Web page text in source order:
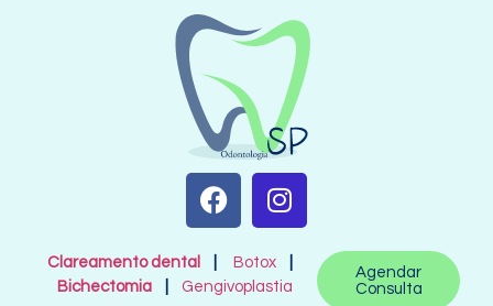
Clareamento dental Botox
Bichectomia
Gengivoplastia
Agendar
Consulta